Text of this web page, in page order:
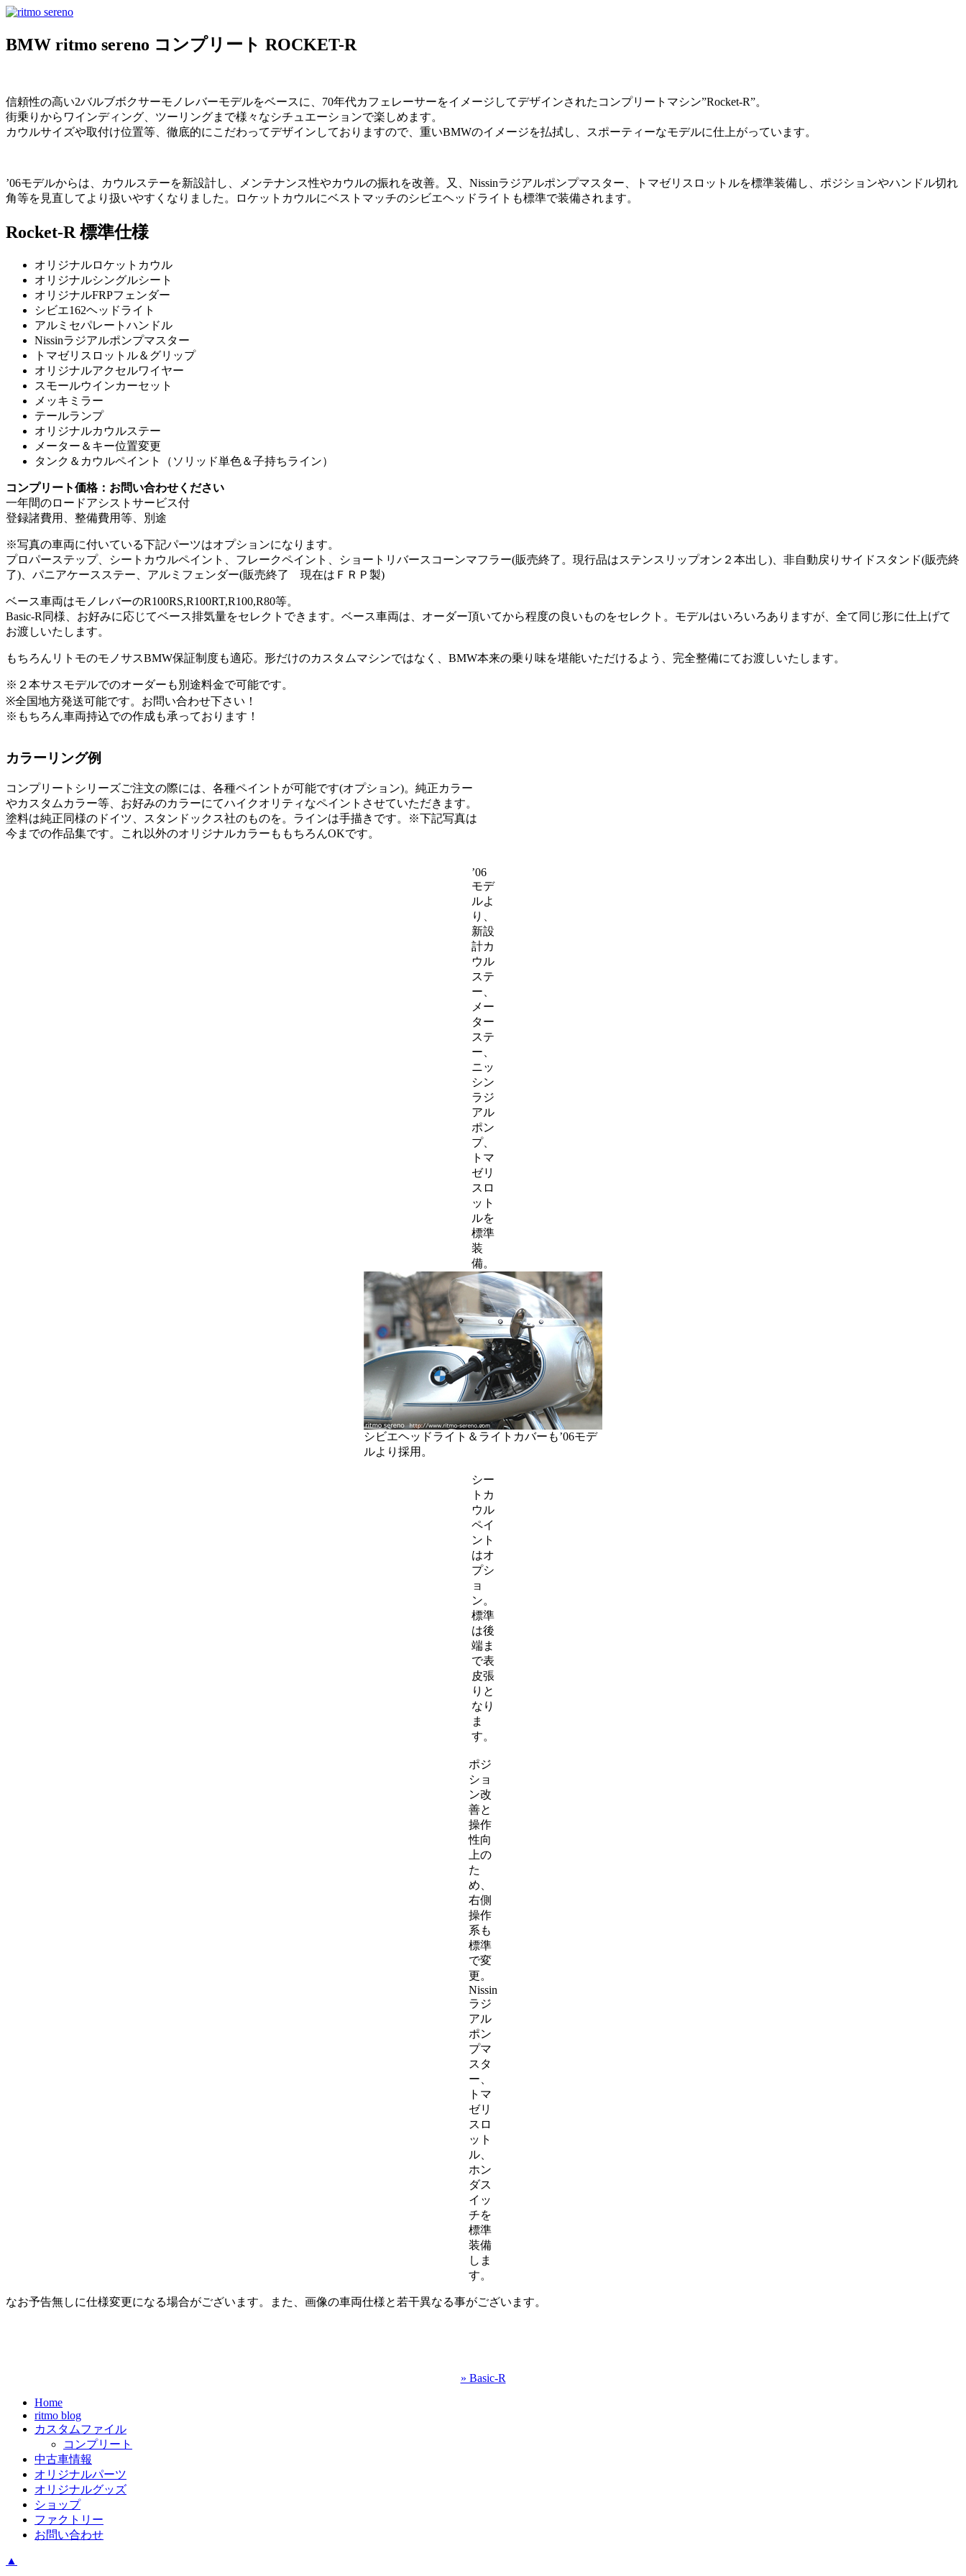
BMW ritmo sereno コンプリート ROCKET-R
信頼性の高い2バルブボクサーモノレバーモデルをベースに、70年代カフェレーサーをイメージしてデザインされたコンプリートマシン”Rocket-R”。
街乗りからワインディング、ツーリングまで様々なシチュエーションで楽しめます。
カウルサイズや取付け位置等、徹底的にこだわってデザインしておりますので、重いBMWのイメージを払拭し、スポーティーなモデルに仕上がっています。
’06モデルからは、カウルステーを新設計し、メンテナンス性やカウルの振れを改善。又、Nissinラジアルポンプマスター、トマゼリスロットルを標準装備し、ポジションやハンドル切れ
角等を見直してより扱いやすくなりました。ロケットカウルにベストマッチのシビエヘッドライトも標準で装備されます。
Rocket-R 標準仕様
オリジナルロケットカウル
オリジナルシングルシート
オリジナルFRPフェンダー
シビエ162ヘッドライト
アルミセパレートハンドル
Nissinラジアルポンプマスター
トマゼリスロットル＆グリップ
オリジナルアクセルワイヤー
スモールウインカーセット
メッキミラー
テールランプ
オリジナルカウルステー
メーター＆キー位置変更
タンク＆カウルペイント（ソリッド単色＆子持ちライン）
コンプリート価格：お問い合わせください
一年間のロードアシストサービス付
登録諸費用、整備費用等、別途
※写真の車両に付いている下記パーツはオプションになります。
プロパーステップ、シートカウルペイント、フレークペイント、ショートリバースコーンマフラー(販売終了。現行品はステンスリップオン２本出し)、非自動戻りサイドスタンド(販売終
了)、パニアケースステー、アルミフェンダー(販売終了 現在はＦＲＰ製)
ベース車両はモノレバーのR100RS,R100RT,R100,R80等。
Basic-R同様、お好みに応じてベース排気量をセレクトできます。ベース車両は、オーダー頂いてから程度の良いものをセレクト。モデルはいろいろありますが、全て同じ形に仕上げて
お渡しいたします。
もちろんリトモのモノサスBMW保証制度も適応。形だけのカスタムマシンではなく、BMW本来の乗り味を堪能いただけるよう、完全整備にてお渡しいたします。
※２本サスモデルでのオーダーも別途料金で可能です。
※全国地方発送可能です。お問い合わせ下さい！
※もちろん車両持込での作成も承っております！
カラーリング例
コンプリートシリーズご注文の際には、各種ペイントが可能です(オプション)。純正カラー
やカスタムカラー等、お好みのカラーにてハイクオリティなペイントさせていただきます。
塗料は純正同様のドイツ、スタンドックス社のものを。ラインは手描きです。※下記写真は
今までの作品集です。これ以外のオリジナルカラーももちろんOKです。
’06
モデ
ルよ
り、
新設
計カ
ウル
ステ
ー、
メー
ター
ステ
ー、
ニッ
シン
ラジ
アル
ポン
プ、
トマ
ゼリ
スロ
ット
ルを
標準
装
備。
シビエヘッドライト＆ライトカバーも’06モデ
ルより採用。
シー
トカ
ウル
ペイ
ント
はオ
プシ
ョ
ン。
標準
は後
端ま
で表
皮張
りと
なり
ま
す。
ポジ
ショ
ン改
善と
操作
性向
上の
た
め、
右側
操作
系も
標準
で変
更。
Nissin
ラジ
アル
ポン
プマ
スタ
ー、
トマ
ゼリ
スロ
ット
ル、
ホン
ダス
イッ
チを
標準
装備
しま
す。
なお予告無しに仕様変更になる場合がございます。また、画像の車両仕様と若干異なる事がございます。
» Basic-R
Home
ritmo blog
カスタムファイル
コンプリート
中古車情報
オリジナルパーツ
オリジナルグッズ
ショップ
ファクトリー
お問い合わせ
▲